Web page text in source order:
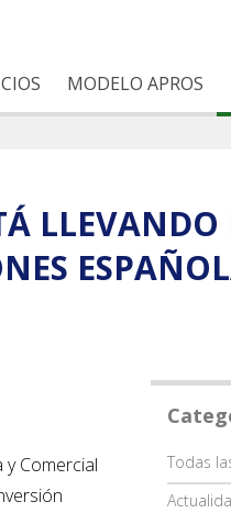
MODELO APROS
LLEVANDO
Comercial
Todas